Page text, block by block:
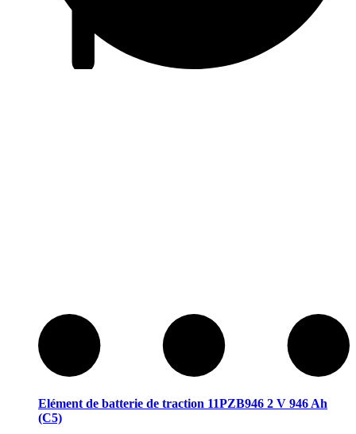
Elément de batterie de traction 11PZB946 2 V 946 Ah
(C5)